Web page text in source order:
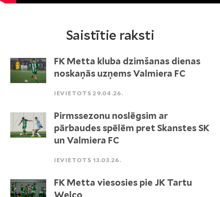
Saistītie raksti
FK Metta kluba dzimšanas dienas
noskaņās uzņems Valmiera FC
IEVIETOTS 29.04.26.
Pirmssezonu noslēgsim ar
pārbaudes spēlēm pret Skanstes SK
un Valmiera FC
IEVIETOTS 13.03.26.
FK Metta viesosies pie JK Tartu
Welco